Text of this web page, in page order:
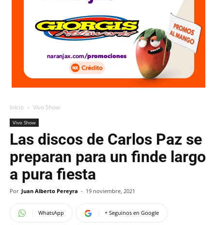
Inicio Vivo Show
Vivo Show
Las discos de Carlos Paz se
preparan para un finde largo
a pura fiesta
Por Juan Alberto Pereyra - 19 noviembre, 2021
WhatsApp + Seguinos en Google